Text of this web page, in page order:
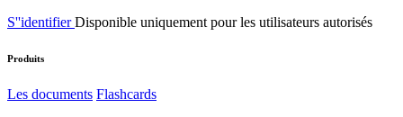
S''identifierDisponible uniquement pour les utilisateurs autorisés
Produits
Les documents Flashcards